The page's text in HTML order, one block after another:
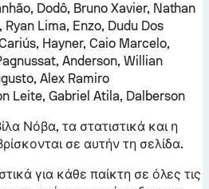
Dodô, Bruno Xavier, Nathan
Lima, Enzo, Dudu Dos
Hayner, Caio Marcelo,
Anderson, Willian
Alex Ramiro
Leite, Gabriel Atila, Dalberson
Νόβα, τα στατιστικά και η
σε αυτήν τη σελίδα.
για κάθε παίκτη σε όλες τις